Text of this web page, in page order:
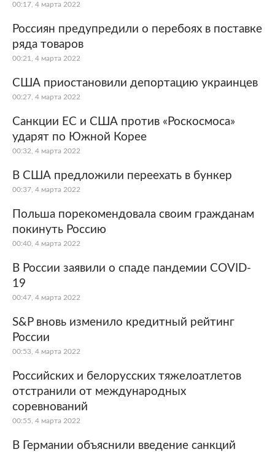
00:17, 4 марта 2022
Россиян предупредили о перебоях в поставке
ряда товаров
00:21, 4 марта 2022
США приостановили депортацию украинцев
00:27, 4 марта 2022
Санкции ЕС и США против «Роскосмоса»
ударят по Южной Корее
00:32, 4 марта 2022
В США предложили переехать в бункер
00:37, 4 марта 2022
Польша порекомендовала своим гражданам
покинуть Россию
00:40, 4 марта 2022
В России заявили о спаде пандемии COVID-
19
00:47, 4 марта 2022
S&P вновь изменило кредитный рейтинг
России
00:53, 4 марта 2022
Российских и белорусских тяжелоатлетов
отстранили от международных
соревнований
00:55, 4 марта 2022
В Германии объяснили введение санкций